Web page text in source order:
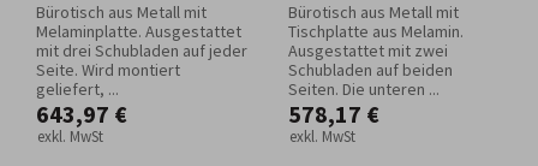
Bürotisch aus Metall mit
Melaminplatte. Ausgestattet
mit drei Schubladen auf jeder
Seite. Wird montiert
geliefert, ...
643,97 €
exkl. MwSt
Bürotisch aus Metall mit
Tischplatte aus Melamin.
Ausgestattet mit zwei
Schubladen auf beiden
Seiten. Die unteren ...
578,17 €
exkl. MwSt